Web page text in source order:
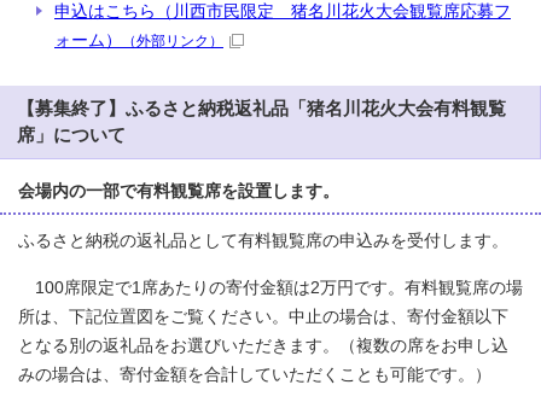
申込はこちら（川西市民限定 猪名川花火大会観覧席応募フ
ォーム）
（外部リンク）
【募集終了】ふるさと納税返礼品「猪名川花火大会有料観覧
席」について
会場内の一部で有料観覧席を設置します。
ふるさと納税の返礼品として有料観覧席の申込みを受付します。
100席限定で1席あたりの寄付金額は2万円です。有料観覧席の場
所は、下記位置図をご覧ください。中止の場合は、寄付金額以下
となる別の返礼品をお選びいただきます。（複数の席をお申し込
みの場合は、寄付金額を合計していただくことも可能です。）